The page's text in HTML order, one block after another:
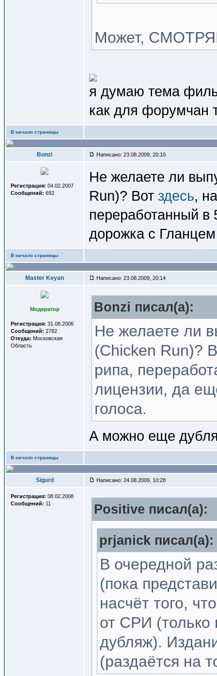
Может,
я думаю тема
как для
В начало страницы
Bonzi Написано: 23.08.2009, 20:10
Регистрация: 04.02.2007
Сообщений: 692
Не желаете ли
Run)? Вот здесь,
переработанный в
дорожка с Гланцем
В начало страницы
Master Keyan Написано: 23.08.2009, 20:14
Модератор
Регистрация: 31.08.2006
Сообщений: 2782
Откуда: Московская
Область
Bonzi писал(a):
Не желаете ли
(Chicken Run)?
рипа,
лицензии, да
голоса.
А можно еще
В начало страницы
Sigurd Написано: 24.08.2009, 10:28
Регистрация: 08.02.2008
Сообщений: 11 Positive писал(a):
prjanick писал(a):
В очередной
(пока
насчёт того,
от СРИ (только
дубляж).
(раздаётся на